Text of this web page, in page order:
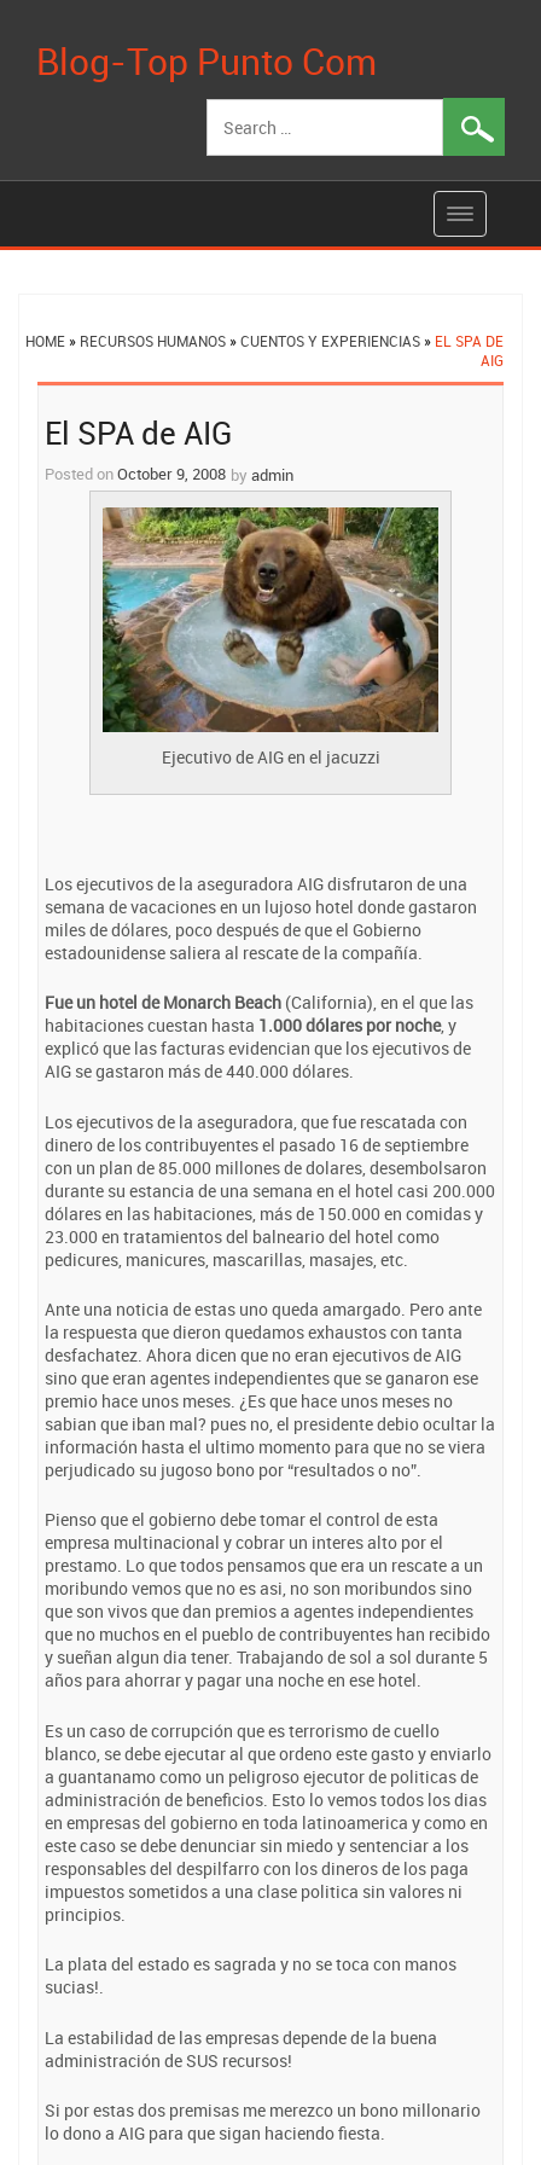
Blog-Top Punto Com
for:
HOME » RECURSOS HUMANOS »CUENTOS Y EXPERIENCIAS » EL SPA DE
AIG
El SPA de AIG
Posted onOctober 9, 2008 by admin
Ejecutivo de AIG en el jacuzzi
Los ejecutivos de la aseguradora AIG disfrutaron de una
semana de vacaciones en un lujoso hotel donde gastaron
miles de dólares, poco después de que el Gobierno
estadounidense saliera al rescate de la compañía.
Fue un hotel de Monarch Beach (California), en el que las
habitaciones cuestan hasta 1.000 dólares por noche, y
explicó que las facturas evidencian que los ejecutivos de
AIG se gastaron más de 440.000 dólares.
Los ejecutivos de la aseguradora, que fue rescatada con
dinero de los contribuyentes el pasado 16 de septiembre
con un plan de 85.000 millones de dolares, desembolsaron
durante su estancia de una semana en el hotel casi 200.000
dólares en las habitaciones, más de 150.000 en comidas y
23.000 en tratamientos del balneario del hotel como
pedicures, manicures, mascarillas, masajes, etc.
Ante una noticia de estas uno queda amargado. Pero ante
la respuesta que dieron quedamos exhaustos con tanta
desfachatez. Ahora dicen que no eran ejecutivos de AIG
sino que eran agentes independientes que se ganaron ese
premio hace unos meses. ¿Es que hace unos meses no
sabian que iban mal? pues no, el presidente debio ocultar la
información hasta el ultimo momento para que no se viera
perjudicado su jugoso bono por “resultados o no”.
Pienso que el gobierno debe tomar el control de esta
empresa multinacional y cobrar un interes alto por el
prestamo. Lo que todos pensamos que era un rescate a un
moribundo vemos que no es asi, no son moribundos sino
que son vivos que dan premios a agentes independientes
que no muchos en el pueblo de contribuyentes han recibido
y sueñan algun dia tener. Trabajando de sol a sol durante 5
años para ahorrar y pagar una noche en ese hotel.
Es un caso de corrupción que es terrorismo de cuello
blanco, se debe ejecutar al que ordeno este gasto y enviarlo
a guantanamo como un peligroso ejecutor de politicas de
administración de beneficios. Esto lo vemos todos los dias
en empresas del gobierno en toda latinoamerica y como en
este caso se debe denunciar sin miedo y sentenciar a los
responsables del despilfarro con los dineros de los paga
impuestos sometidos a una clase politica sin valores ni
principios.
La plata del estado es sagrada y no se toca con manos
sucias!.
La estabilidad de las empresas depende de la buena
administración de SUS recursos!
Si por estas dos premisas me merezco un bono millonario
lo dono a AIG para que sigan haciendo fiesta.
navigation